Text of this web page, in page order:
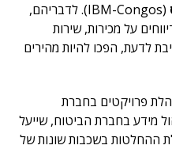
(IBM-Congos). לדבריהם,
על מכירות, שירות
לדעת, הפכו להיות מהירים
פרויקטים בחברת
מידע בחברת הביטוח, שייעל
ההחלטות בשכבות שונות של